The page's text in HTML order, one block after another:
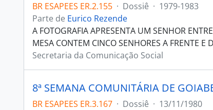
BR ESAPEES ER.2.155 · Dossiê · 1979-1983
Parte de Eurico Rezende
A FOTOGRAFIA APRESENTA UM SENHOR
MESA CONTEM CINCO SENHORES A FRENTE
Secretaria da Comunicação Social
8ª SEMANA COMUNITÁRIA DE
BR ESAPEES ER.3.167 · Dossiê · 13/11/1980